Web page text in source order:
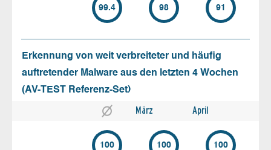
99.4 98 91
Erkennung von weit verbreiteter und häufig
auftretender Malware aus den letzten 4 Wochen
(AV-TEST Referenz-Set)
März April
100 100 100